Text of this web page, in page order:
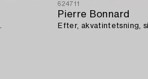
624711
Pierre Bonnard
Efter, akvatintetsning,